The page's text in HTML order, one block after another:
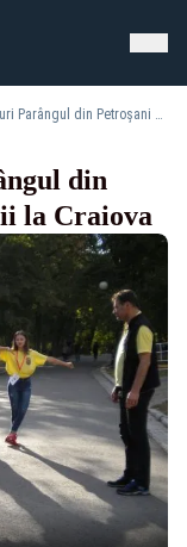
Ansamblul de dansuri Parângul din Petroșani a obținut 4 premii la Craiova
din
la Craiova